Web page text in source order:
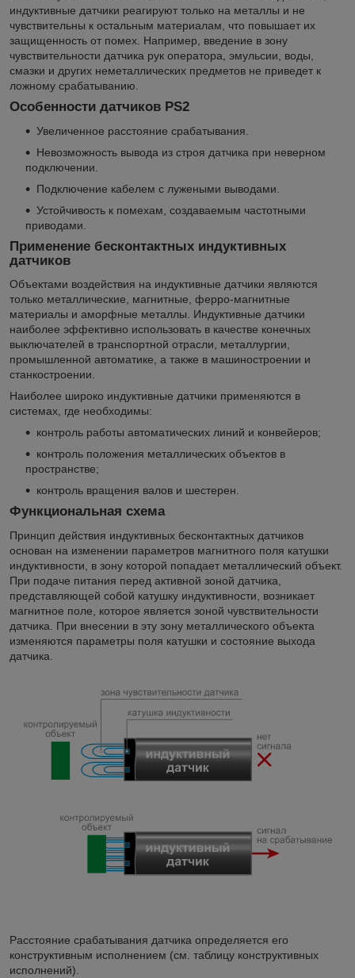
индуктивные датчики реагируют только на металлы и не
чувствительны к остальным материалам, что повышает их
защищенность от помех. Например, введение в зону
чувствительности датчика рук оператора, эмульсии, воды,
смазки и других неметаллических предметов не приведет к
ложному срабатыванию.
Особенности датчиков PS2
Увеличенное расстояние срабатывания.
Невозможность вывода из строя датчика при неверном
подключении.
Подключение кабелем с лужеными выводами.
Устойчивость к помехам, создаваемым частотными
приводами.
Применение бесконтактных индуктивных
датчиков
Объектами воздействия на индуктивные датчики являются
только металлические, магнитные, ферро-магнитные
материалы и аморфные металлы. Индуктивные датчики
наиболее эффективно использовать в качестве конечных
выключателей в транспортной отрасли, металлургии,
промышленной автоматике, а также в машиностроении и
станкостроении.
Наиболее широко индуктивные датчики применяются в
системах, где необходимы:
контроль работы автоматических линий и конвейеров;
контроль положения металлических объектов в
пространстве;
контроль вращения валов и шестерен.
Функциональная схема
Принцип действия индуктивных бесконтактных датчиков
основан на изменении параметров магнитного поля катушки
индуктивности, в зону которой попадает металлический объект.
При подаче питания перед активной зоной датчика,
представляющей собой катушку индуктивности, возникает
магнитное поле, которое является зоной чувствительности
датчика. При внесении в эту зону металлического объекта
изменяются параметры поля катушки и состояние выхода
датчика.
Расстояние срабатывания датчика определяется его
конструктивным исполнением (см. таблицу конструктивных
исполнений).